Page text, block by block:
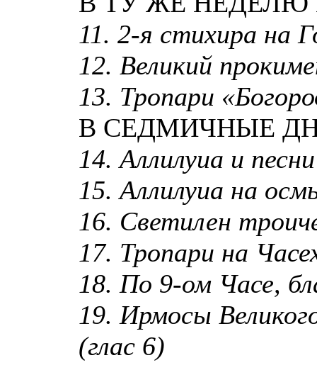
11. 2-я стихира на
12. Великий
13. Тропари
В СЕДМИЧНЫЕ
14. Аллилуиа и
15. Аллилуиа на
16. Светилен
17. Тропари на
18. По 9-ом Часе,
19. Ирмосы
(глас 6)